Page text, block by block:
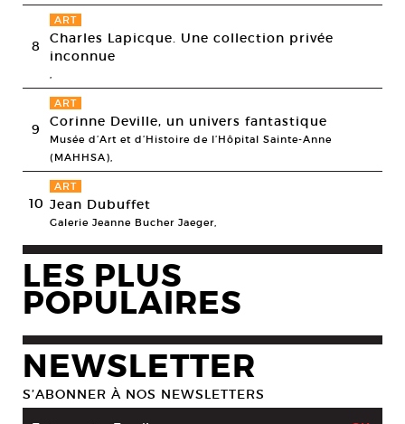
8
ART
Charles Lapicque. Une collection privée
inconnue
,
9
ART
Corinne Deville, un univers fantastique
Musée d’Art et d’Histoire de l’Hôpital Sainte-Anne
(MAHHSA),
10
ART
Jean Dubuffet
Galerie Jeanne Bucher Jaeger,
LES PLUS
POPULAIRES
NEWSLETTER
S’ABONNER À NOS NEWSLETTERS